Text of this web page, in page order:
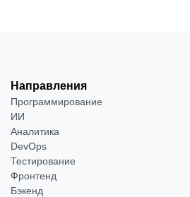
Направления
Программирование
ИИ
Аналитика
DevOps
Тестирование
Фронтенд
Бэкенд